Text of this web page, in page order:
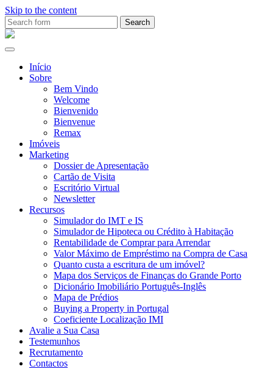
Skip to the content
Search
for:Ana
Início
Sobre
Bem Vindo
Welcome
Bienvenido
Bienvenue
Remax
Imóveis
Marketing
Dossier de Apresentação
Cartão de Visita
Escritório Virtual
Newsletter
Recursos
Simulador do IMT e IS
Simulador de Hipoteca ou Crédito à Habitação
Rentabilidade de Comprar para Arrendar
Valor Máximo de Empréstimo na Compra de Casa
Quanto custa a escritura de um imóvel?
Mapa dos Serviços de Finanças do Grande Porto
Dicionário Imobiliário Português-Inglês
Mapa de Prédios
Buying a Property in Portugal
Coeficiente Localização IMI
Avalie a Sua Casa
Testemunhos
Recrutamento
Contactos